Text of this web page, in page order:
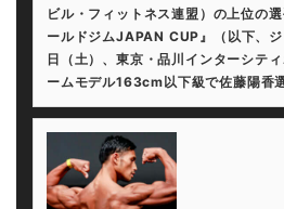
ビル・フィットネス連盟）の上位の
ールドジムJAPAN CUP』（以下、
日（土）、東京・品川インターシテ
ームモデル163cm以下級で佐藤陽香